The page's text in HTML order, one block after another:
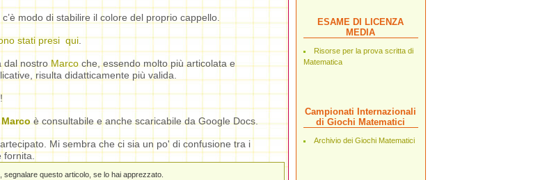
ESAME DI LICENZA
MEDIA
Risorse per la prova scritta di
Matematica
Campionati Internazionali
di Giochi Matematici
Archivio dei Giochi Matematici
modo di stabilire il colore del proprio cappello.
stati presi qui.
dal nostroMarcoche, essendo molto più articolata e
risulta didatticamente più valida.
è consultabile e anche scaricabile da Google Docs.
Mi sembra che ci sia un po' di confusione tra i
fornita.
questo articolo, se lo hai apprezzato.